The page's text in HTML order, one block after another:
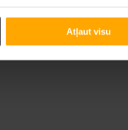
Atļaut visu